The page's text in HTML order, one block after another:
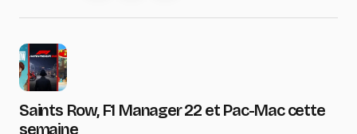
Saints Row, F1 Manager 22 et Pac-Mac cette
semaine